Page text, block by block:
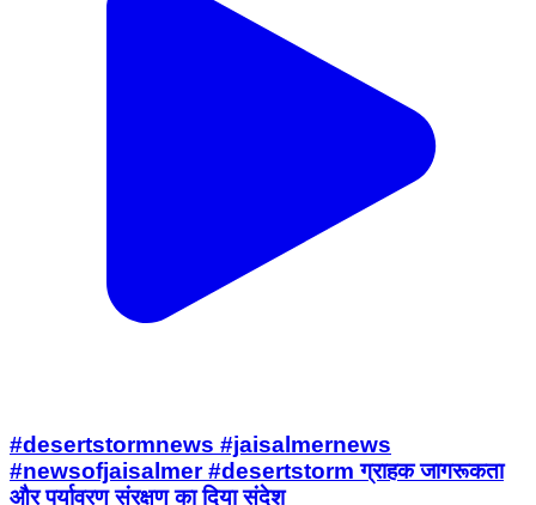
#desertstormnews #jaisalmernews
#newsofjaisalmer #desertstorm ग्राहक जागरूकता
और पर्यावरण संरक्षण का दिया संदेश